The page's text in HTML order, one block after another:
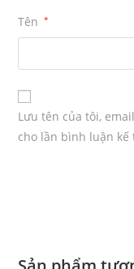
Tên *
Lưu tên của tôi,
cho lần bình luận kế